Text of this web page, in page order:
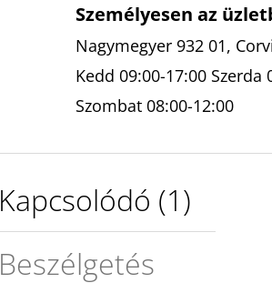
Személyesen az
Nagymegyer 932 01,
Kedd 09:00-17:00
Szombat 08:00-12:00
Kapcsolódó (1)
Beszélgetés